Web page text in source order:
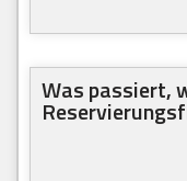
Was passiert,